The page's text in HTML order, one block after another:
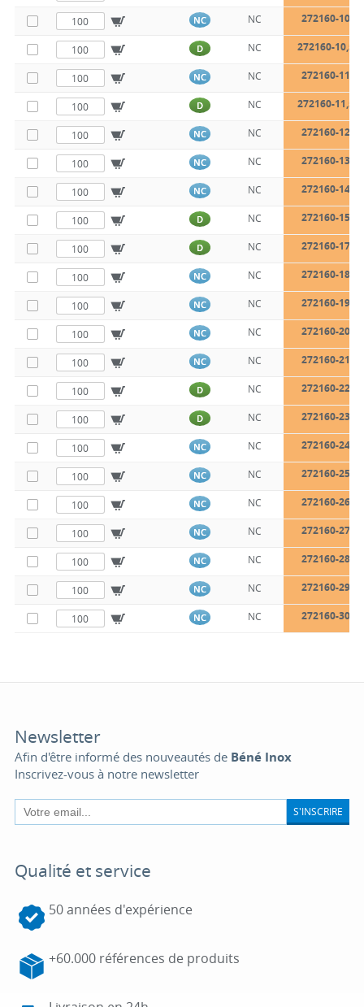
NC NC 272160-10
D NC 272160-10,5
NC NC 272160-11
D NC 272160-11,5
NC NC 272160-12
NC NC 272160-13
NC NC 272160-14
D NC 272160-15
D NC 272160-17
NC NC 272160-18
NC NC 272160-19
NC NC 272160-20
NC NC 272160-21
D NC 272160-22
D NC 272160-23
NC NC 272160-24
NC NC 272160-25
NC NC 272160-26
NC NC 272160-27
NC NC 272160-28
NC NC 272160-29
NC NC 272160-30
Newsletter
Afin d'être informé des nouveautés de Béné Inox
Inscrivez-vous à notre newsletter
S'INSCRIRE
Qualité et service
50 années d'expérience
+60.000 références de produits